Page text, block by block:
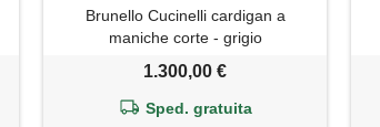
Brunello Cucinelli cardigan a
maniche corte - grigio
1.300,00 €
Sped. gratuita